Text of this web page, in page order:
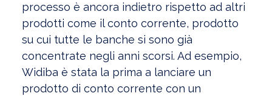
processo è ancora indietro rispetto ad altri
prodotti come il conto corrente, prodotto
su cui tutte le banche si sono già
concentrate negli anni scorsi. Ad esempio,
Widiba è stata la prima a lanciare un
prodotto di conto corrente con un